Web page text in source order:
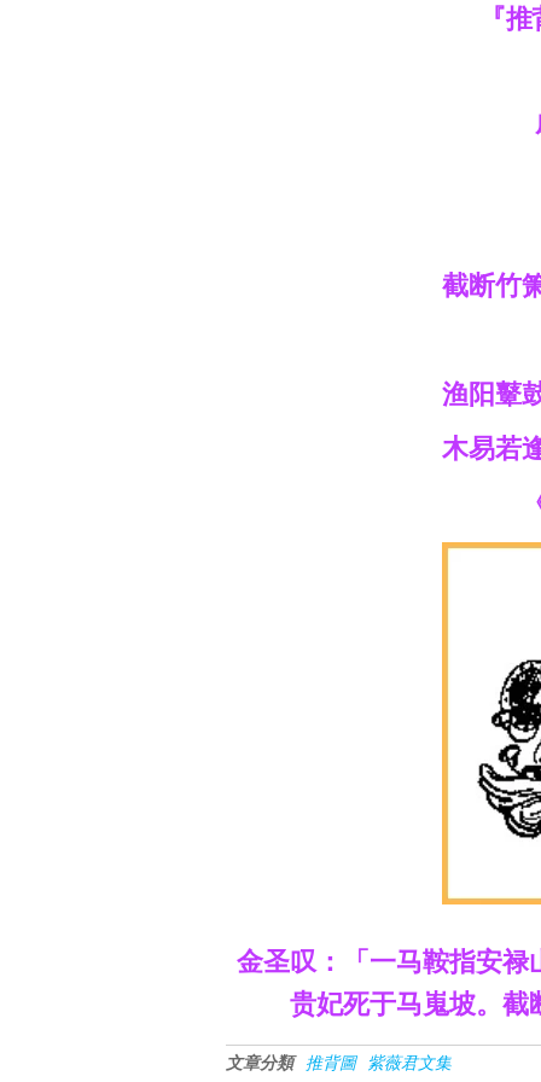
『
截断竹
渔阳鼙
木易若
金圣叹：「一马鞍指安禄
贵妃死于马嵬坡。截
文章分類 推背圖 紫薇君文集